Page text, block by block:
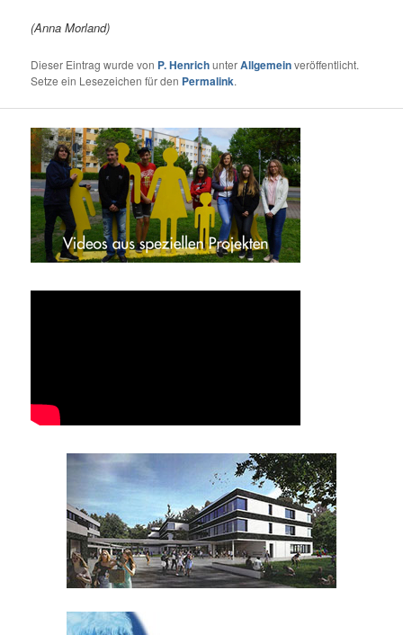
(Anna Morland)
Dieser Eintrag wurde von P. HenrichunterAllgemeinveröffentlicht.
Setze ein Lesezeichen für den Permalink.